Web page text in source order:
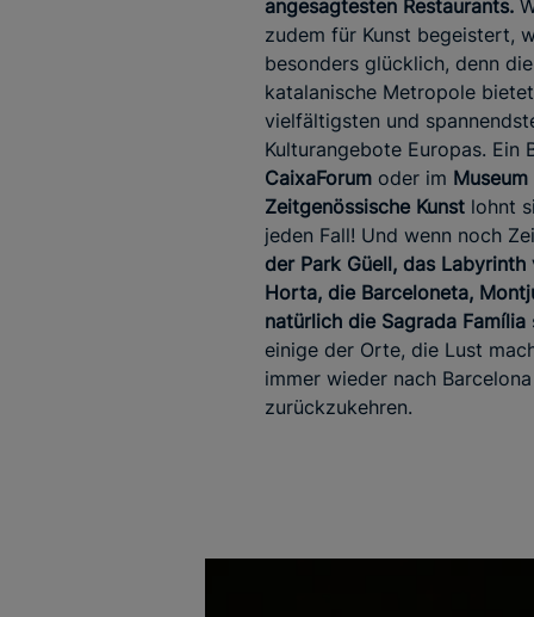
angesagtesten Restaurants.
zudem für Kunst begeistert,
besonders glücklich, denn die
katalanische Metropole
vielfältigsten und
Kulturangebote Europas. Ein
CaixaForum oder im
Zeitgenössische Kunst lohnt
jeden Fall! Und wenn noch
der Park Güell, das Labyrinth
Horta, die Barceloneta,
natürlich die Sagrada Família
einige der Orte, die Lust
immer wieder nach Barcelona
zurückzukehren.